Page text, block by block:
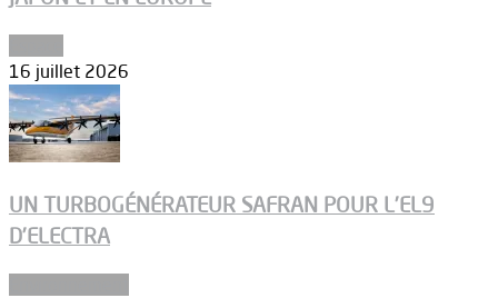
16 juillet 2026
UN TURBOGÉNÉRATEUR SAFRAN POUR L’EL9
D’ELECTRA